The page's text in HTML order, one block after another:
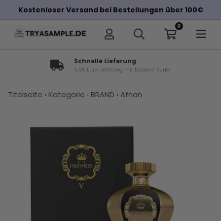
Kostenloser Versand bei Bestellungen über 100€
0
Schnelle Lieferung
5,95 Euro Lieferung mit lokalem Kurier
Andere Kunden haben diese auch
Tom Ford
Afnan Rare
Titelseite › Kategorie › BRAND › Afnan